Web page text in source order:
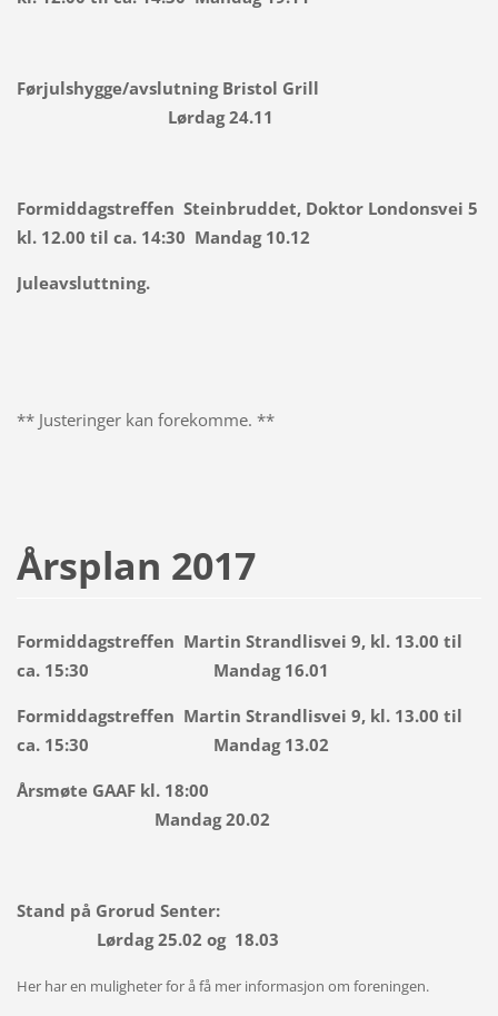
Førjulshygge/avslutning Bristol Grill
Lørdag 24.11
Formiddagstreffen Steinbruddet, Doktor Londonsvei 5
kl. 12.00 til ca. 14:30 Mandag 10.12
Juleavsluttning.
** Justeringer kan forekomme. **
Årsplan 2017
Formiddagstreffen Martin Strandlisvei 9, kl. 13.00 til
ca. 15:30 Mandag 16.01
Formiddagstreffen Martin Strandlisvei 9, kl. 13.00 til
ca. 15:30 Mandag 13.02
Årsmøte GAAF kl. 18:00
Mandag 20.02
Stand på Grorud Senter:
Lørdag 25.02 og 18.03
Her har en muligheter for å få mer informasjon om foreningen.